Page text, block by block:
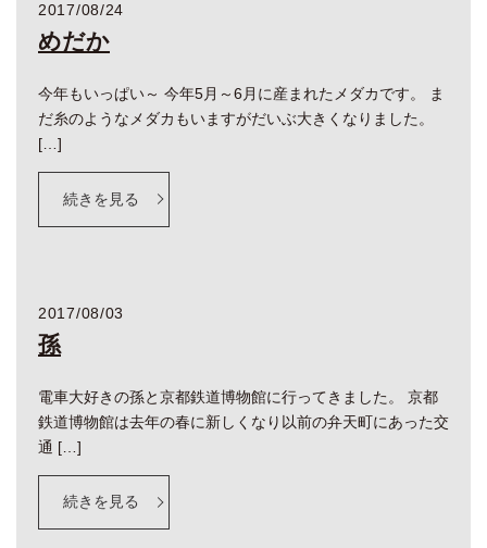
2017/08/24
めだか
今年もいっぱい～ 今年5月～6月に産まれたメダカです。 ま
だ糸のようなメダカもいますがだいぶ大きくなりました。
[…]
続きを見る
2017/08/03
孫
電車大好きの孫と京都鉄道博物館に行ってきました。 京都
鉄道博物館は去年の春に新しくなり以前の弁天町にあった交
通 […]
続きを見る